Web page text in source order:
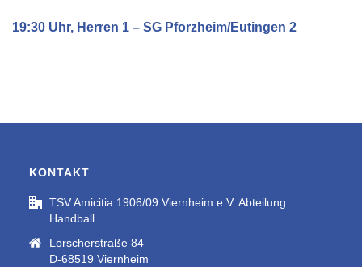
19:30 Uhr, Herren 1 – SG Pforzheim/Eutingen 2
KONTAKT
TSV Amicitia 1906/09 Viernheim e.V. Abteilung
Handball
Lorscherstraße 84
D-68519 Viernheim